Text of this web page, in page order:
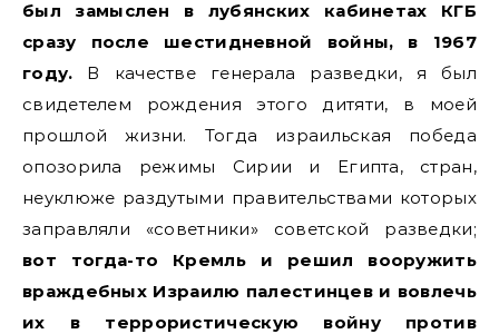
был замыслен в лубянских кабинетах КГБ
сразу после шестидневной войны, в 1967
году. В качестве генерала разведки, я был
свидетелем рождения этого дитяти, в моей
прошлой жизни. Тогда израильская победа
опозорила режимы Сирии и Египта, стран,
неуклюже раздутыми правительствами которых
заправляли «советники» советской разведки;
вот тогда-то Кремль и решил вооружить
враждебных Израилю палестинцев и вовлечь
их в террористическую войну против